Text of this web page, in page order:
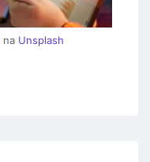
na Unsplash